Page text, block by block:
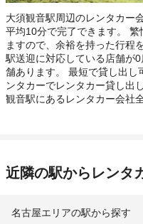
大須観音駅周辺のレンタカー
平均10分で完了できます。
ますので、余裕を持った行程
駅送迎に対応している店舗が
舗あります。 最短で貸し出し
ンタカーでレンタカー貸し出
観音駅にあるレンタカー会社
近隣の駅からレンタ
名古屋エリアの駅から探す